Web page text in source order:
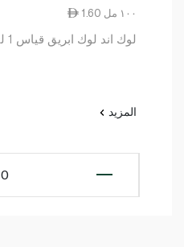
1.60 ١٠٠ مل
لوك اند لوك ابريق قياس 1 لتر
المزيد
0